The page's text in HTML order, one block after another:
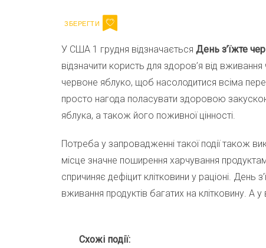
У США 1 грудня відзначається День з’їжте
відзначити користь для здоров’я від
червоне яблуко, щоб насолодитися всіма
просто нагода поласувати здоровою
яблука, а також його поживної цінності.
Потреба у запровадженні такої події також
місце значне поширення харчування
спричиняє дефіцит клітковини у раціоні.
вживання продуктів багатих на клітковину. А
Схожі події: